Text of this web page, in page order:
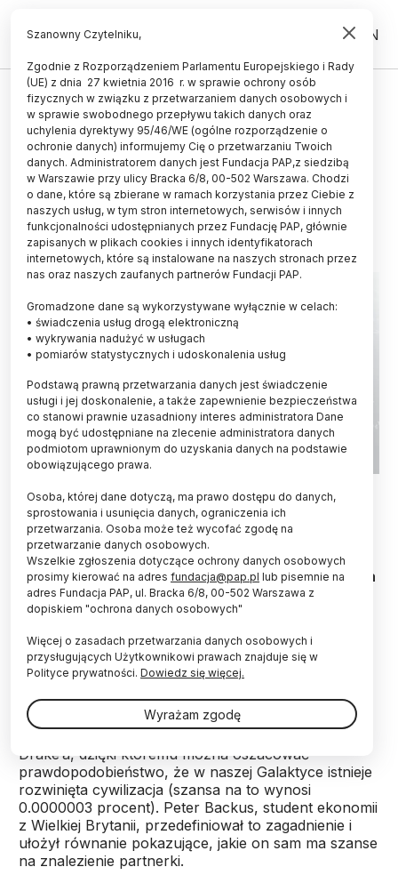
PL EN
CZŁOWIEK
Obliczenia matematyczne mogą
pomóc w rozstrzygnięciu
miłosnych dylematów
14.02.2025
aktualizacja: 14.02.2025
3 minuty czytania
Matematyka może pomóc rozstrzygnąć różne
dylematy związane z tematem miłości: pomaga
oszacować szanse na znalezienie idealnego
partnera, dobrać strategię poszukiwania partnera
i uniknąć rozwodu - przypomina z okazji
walentynek Alicja Rachwał z Politechniki
Alicja Rachwał z Katedry Inteligencji Obliczeniowej
lubelskiej uczelni wspomina o różnych
zagadnieniach, w których matematyka spotyka się z
Drake’a, dzięki któremu można oszacować
prawdopodobieństwo, że w naszej Galaktyce istnieje
rozwinięta cywilizacja (szansa na to wynosi
0.0000003 procent). Peter Backus, student ekonomii
z Wielkiej Brytanii, przedefiniował to zagadnienie i
ułożył równanie pokazujące, jakie on sam ma szanse
na znalezienie partnerki.
Szanowny Czytelniku,
Zgodnie z Rozporządzeniem Parlamentu Europejskiego i Rady
(UE) z dnia 27 kwietnia 2016 r. w sprawie ochrony osób
fizycznych w związku z przetwarzaniem danych osobowych i
w sprawie swobodnego przepływu takich danych oraz
uchylenia dyrektywy 95/46/WE (ogólne rozporządzenie o
ochronie danych) informujemy Cię o przetwarzaniu Twoich
danych. Administratorem danych jest Fundacja PAP,z siedzibą
w Warszawie przy ulicy Bracka 6/8, 00-502 Warszawa. Chodzi
o dane, które są zbierane w ramach korzystania przez Ciebie z
naszych usług, w tym stron internetowych, serwisów i innych
funkcjonalności udostępnianych przez Fundację PAP, głównie
zapisanych w plikach cookies i innych identyfikatorach
internetowych, które są instalowane na naszych stronach przez
nas oraz naszych zaufanych partnerów Fundacji PAP.
Gromadzone dane są wykorzystywane wyłącznie w celach:
• świadczenia usług drogą elektroniczną
• wykrywania nadużyć w usługach
• pomiarów statystycznych i udoskonalenia usług
Podstawą prawną przetwarzania danych jest świadczenie
usługi i jej doskonalenie, a także zapewnienie bezpieczeństwa
co stanowi prawnie uzasadniony interes administratora Dane
mogą być udostępniane na zlecenie administratora danych
podmiotom uprawnionym do uzyskania danych na podstawie
obowiązującego prawa.
Osoba, której dane dotyczą, ma prawo dostępu do danych,
sprostowania i usunięcia danych, ograniczenia ich
przetwarzania. Osoba może też wycofać zgodę na
przetwarzanie danych osobowych.
Wszelkie zgłoszenia dotyczące ochrony danych osobowych
prosimy kierować na adres fundacja@pap.pl lub pisemnie na
adres Fundacja PAP, ul. Bracka 6/8, 00-502 Warszawa z
dopiskiem "ochrona danych osobowych"
Więcej o zasadach przetwarzania danych osobowych i
przysługujących Użytkownikowi prawach znajduje się w
Polityce prywatności. Dowiedz się więcej.
Wyrażam zgodę